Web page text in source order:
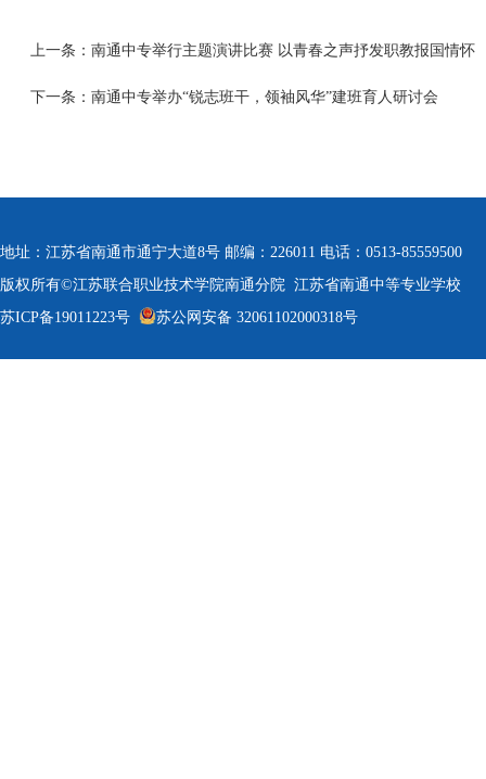
上一条： 南通中专举行主题演讲比赛 以青春之声抒发职教报国情怀
下一条： 南通中专举办“锐志班干，领袖风华”建班育人研讨会
地址：江苏省南通市通宁大道8号 邮编：226011 电话：0513-85559500
版权所有©江苏联合职业技术学院南通分院 江苏省南通中等专业学校
苏ICP备19011223号
苏公网安备 32061102000318号